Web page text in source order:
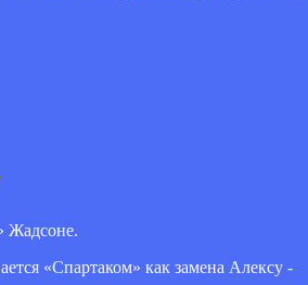
Жадсоне.
«Спартаком» как замена Алексу -